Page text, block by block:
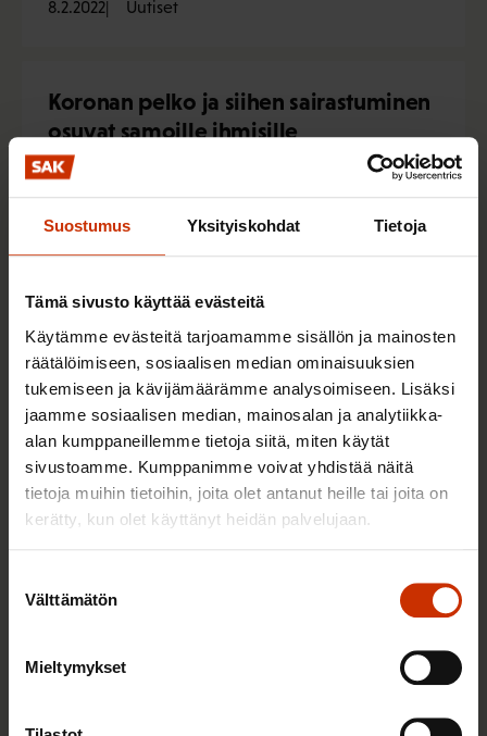
Suostumus Yksityiskohdat Tietoja
Tämä sivusto käyttää evästeitä
Käytämme evästeitä tarjoamamme sisällön ja mainosten
räätälöimiseen, sosiaalisen median ominaisuuksien
tukemiseen ja kävijämäärämme analysoimiseen. Lisäksi
jaamme sosiaalisen median, mainosalan ja analytiikka-
alan kumppaneillemme tietoja siitä, miten käytät
sivustoamme. Kumppanimme voivat yhdistää näitä
tietoja muihin tietoihin, joita olet antanut heille tai joita on
kerätty, kun olet käyttänyt heidän palvelujaan.
valinta
Välttämätön
Mieltymykset
8.2.2022 Uutiset
Koronan pelko ja siihen sairastuminen
osuvat samoille ihmisille
1.2.2022 Uutiset
Pitääkö oireettomana viruksen
kantajana mennä töihin?
25.1.2022 Blogikirjoitukset
Onko EU:lla merkitystä suomalaisen
palkansaajan työturvallisuuteen tai
työhyvinvointiin?
2.7.2021
EU ohjaa työsuojelutoimia muutosten